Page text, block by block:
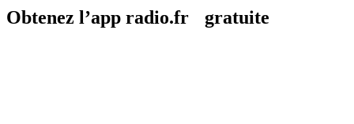
Obtenez l’app radio.fr gratuite